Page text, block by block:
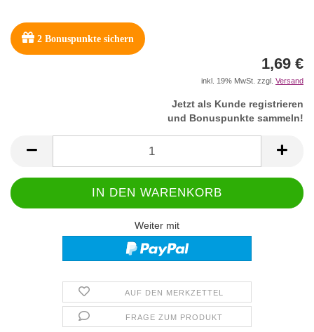
2 Bonuspunkte sichern
1,69 €
inkl. 19% MwSt. zzgl. Versand
Jetzt als Kunde registrieren
und Bonuspunkte sammeln!
Weiter mit
AUF DEN MERKZETTEL
FRAGE ZUM PRODUKT